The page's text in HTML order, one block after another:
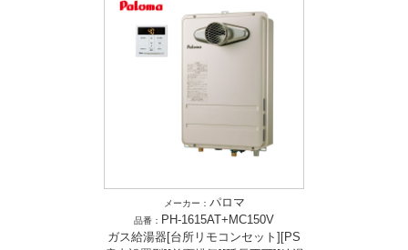
メーカー： パロマ
品番： PH-1615AT+MC150V
ガス給湯器[台所リモコンセット][PS